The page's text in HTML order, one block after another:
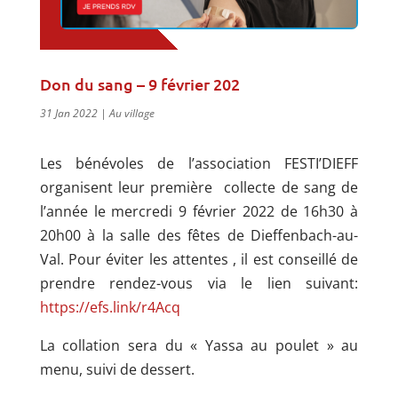
Don du sang – 9 février 202
31 Jan 2022|Au village
Les bénévoles de l’association FESTI’DIEFF
organisent leur première collecte de sang de
l’année le mercredi 9 février 2022 de 16h30 à
20h00 à la salle des fêtes de Dieffenbach-au-
Val. Pour éviter les attentes , il est conseillé de
prendre rendez-vous via le lien suivant:
https://efs.link/r4Acq
La collation sera du « Yassa au poulet » au
menu, suivi de dessert.